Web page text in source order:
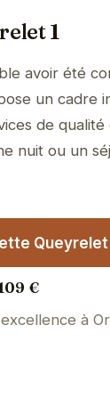
1
avoir été
un cadre
de
nuit ou un
Queyrelet
€
à